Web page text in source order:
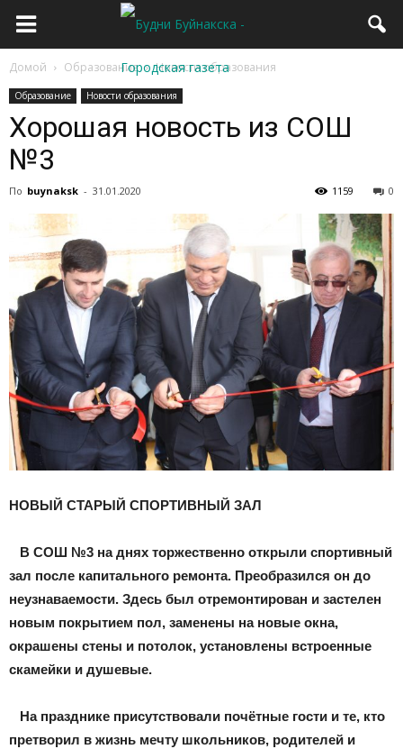
Домой Образование Новости образования
Образование Новости образования
Хорошая новость из СОШ
№3
По buynaksk - 31.01.2020 0
1159
НОВЫЙ СТАРЫЙ СПОРТИВНЫЙ ЗАЛ
В СОШ №3 на днях торжественно открыли спортивный
зал после капитального ремонта. Преобразился он до
неузнаваемости. Здесь был отремонтирован и застелен
новым покрытием пол, заменены на новые окна,
окрашены стены и потолок, установлены встроенные
скамейки и душевые.
На празднике присутствовали почётные гости и те, кто
претворил в жизнь мечту школьников, родителей и